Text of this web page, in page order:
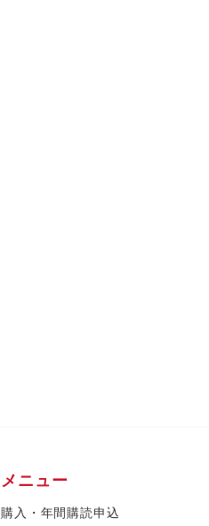
メニュー
購入・年間購読申込